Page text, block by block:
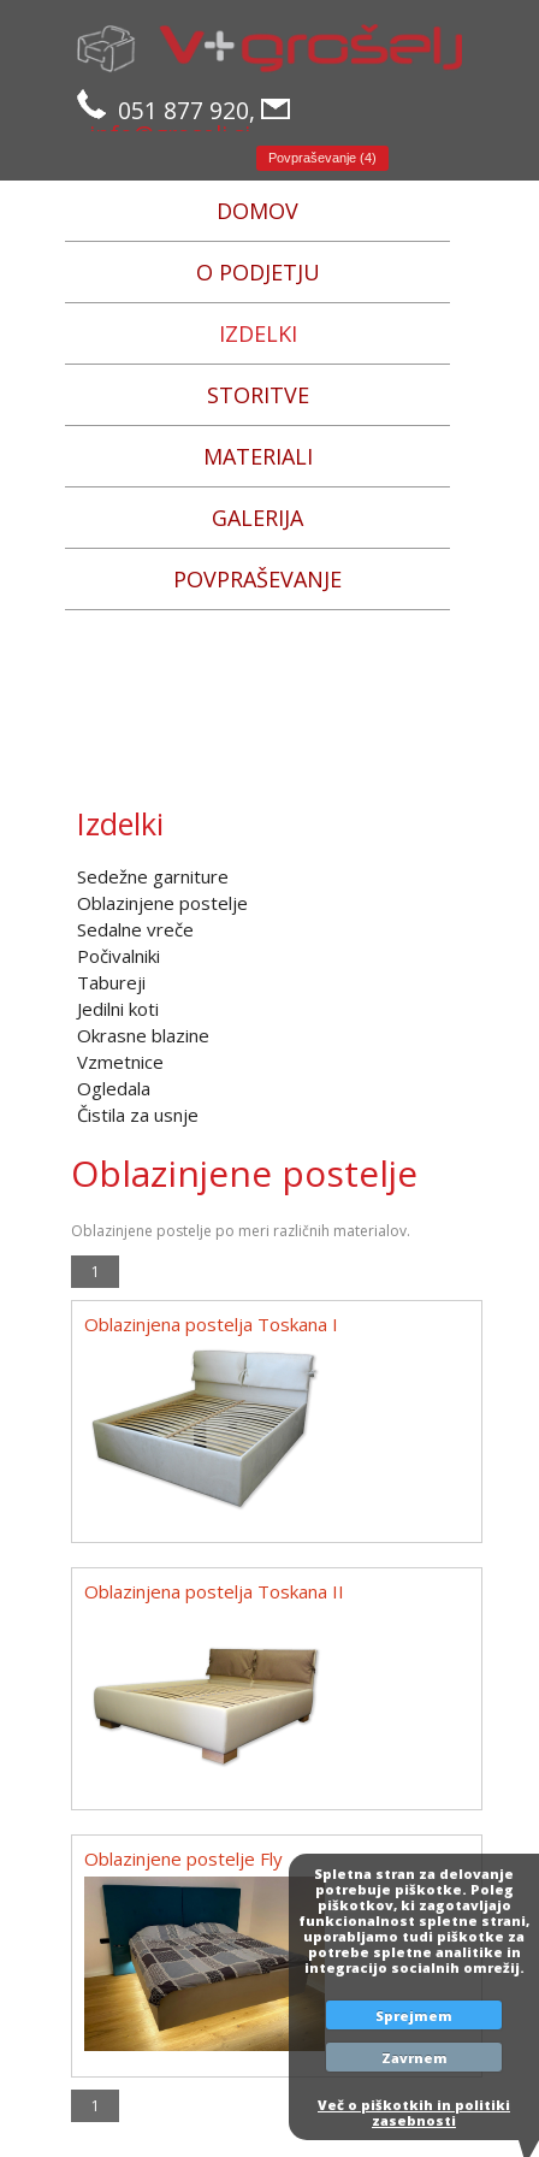
Spletna stran za delovanje
potrebuje piškotke. Poleg
piškotkov, ki zagotavljajo
funkcionalnost spletne strani,
uporabljamo tudi piškotke za
potrebe spletne analitike in
integracijo socialnih omrežij.
Sprejmem
Zavrnem
Več o piškotkih in politiki
zasebnosti
051 877 920,
info@groselj.si
Povpraševanje (4)
DOMOV
O PODJETJU
IZDELKI
STORITVE
MATERIALI
GALERIJA
POVPRAŠEVANJE
Izdelki
Sedežne garniture
Oblazinjene postelje
Sedalne vreče
Počivalniki
Tabureji
Jedilni koti
Okrasne blazine
Vzmetnice
Ogledala
Čistila za usnje
Oblazinjene postelje
Oblazinjene postelje po meri različnih materialov.
1
Oblazinjena postelja Toskana I
Oblazinjena postelja Toskana II
Oblazinjene postelje Fly
1